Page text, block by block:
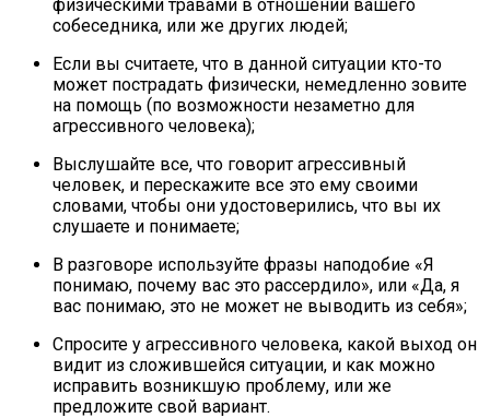
физическими травами в отношении вашего
собеседника, или же других людей;
Если вы считаете, что в данной ситуации кто-то
может пострадать физически, немедленно зовите
на помощь (по возможности незаметно для
агрессивного человека);
Выслушайте все, что говорит агрессивный
человек, и перескажите все это ему своими
словами, чтобы они удостоверились, что вы их
слушаете и понимаете;
В разговоре используйте фразы наподобие «Я
понимаю, почему вас это рассердило», или «Да, я
вас понимаю, это не может не выводить из себя»;
Спросите у агрессивного человека, какой выход он
видит из сложившейся ситуации, и как можно
исправить возникшую проблему, или же
предложите свой вариант.